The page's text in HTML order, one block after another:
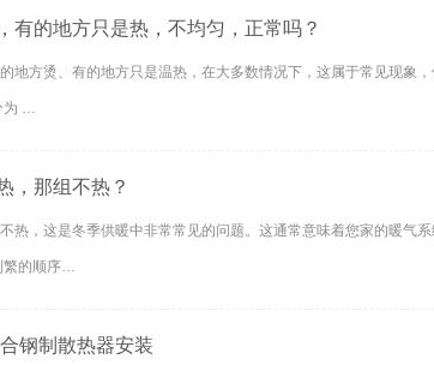
有的地方只是热，不均匀，正常吗？
地方烫、有的地方只是温热，在大多数情况下，这属于常见现象
为 …
，那组不热？
热，这是冬季供暖中非常常见的问题。这通常意味着您家的暖气
繁的顺序…
钢制散热器安装